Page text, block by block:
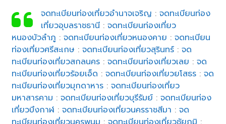
จดทะเบียนท่องเที่ยวอำนาจเจริญ : จดทะเบียนท่อง
เที่ยวอุบลราชธานี: จดทะเบียนท่องเที่ยว
หนองบัวลำภู :จดทะเบียนท่องเที่ยวหนองคาย :จดทะเบียน
ท่องเที่ยวศรีสะเกษ :จดทะเบียนท่องเที่ยวสุรินทร์ :จด
ทะเบียนท่องเที่ยวสกลนคร :จดทะเบียนท่องเที่ยวเลย :จด
ทะเบียนท่องเที่ยวร้อยเอ็ด :จดทะเบียนท่องเที่ยวยโสธร :จด
ทะเบียนท่องเที่ยวมุกดาหาร :จดทะเบียนท่องเที่ยว
มหาสารคาม :จดทะเบียนท่องเที่ยวบุรีรัมย์ :จดทะเบียนท่อง
เที่ยวบึงกาฬ :จดทะเบียนท่องเที่ยวนครราชสีมา :จด